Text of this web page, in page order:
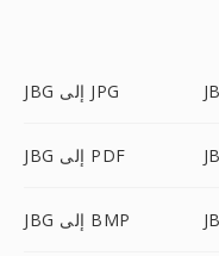
JBG إلى JPG
JBG إلى PDF
JBG إلى BMP